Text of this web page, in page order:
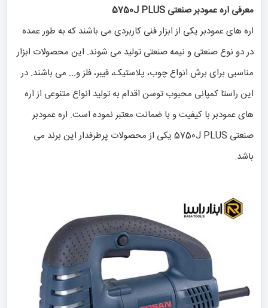
معرفی اره عمودبر صنعتی 5750J PLUS
اره های عمودبر یکی از ابزار فنی کاربردی می باشند که به طور عمده
در دو نوع صنعتی و نیمه صنعتی تولید می شوند. این محصولات ابزار
مناسبی برای برش انواع چوب، پلاستیک، فیبر، فلز و... می باشند. در
این راستا کمپانی محبوب توسن اقدام به تولید انواع متنوعی از اره
های عمودبر با کیفیت و با ضمانت معتبر نموده است. اره عمودبر
صنعتی 5750J PLUS یکی از محصولات پرطرفدار این برند می
باشد.